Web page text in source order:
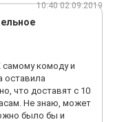
10:40 02.09.2019
комоду и
оставила
что доставят с 10
Не знаю, может
было бы и